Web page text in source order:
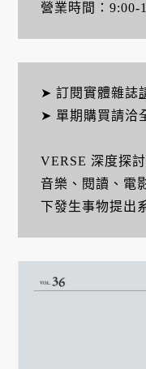
營業時間：9:00-
➤ 訂閱實體雜誌
➤ 單期購買請洽
VERSE 深度探
音樂、閱讀、電
下發生事物提出